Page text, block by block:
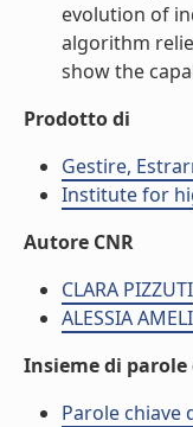
evolution of
algorithm
show the
Prodotto di
Gestire,
Institute for
Autore CNR
CLARA PIZZUTI
ALESSIA
Insieme di parole
Parole